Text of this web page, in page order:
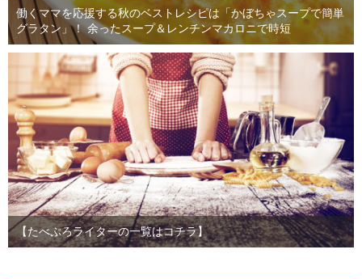
働くママを応援する秋のベストレシピは「かぼちゃスープで簡単
グラタン」！ 余ったスープ＆レンチンマカロニで時短
【たべぷろライターの一覧はコチラ】